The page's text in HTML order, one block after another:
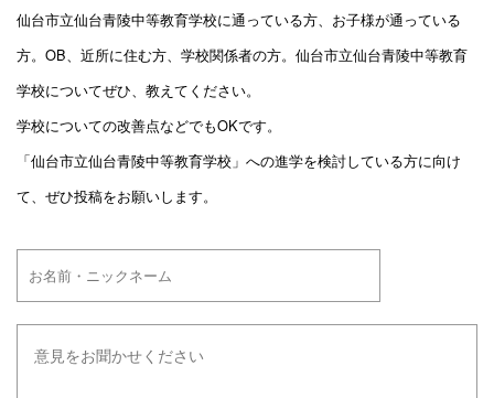
仙台市立仙台青陵中等教育学校に通っている方、お子様が通っている
方。OB、近所に住む方、学校関係者の方。仙台市立仙台青陵中等教育
学校についてぜひ、教えてください。
学校についての改善点などでもOKです。
「仙台市立仙台青陵中等教育学校」への進学を検討している方に向け
て、ぜひ投稿をお願いします。